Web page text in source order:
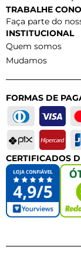
TRABALHE
Faça parte do
INSTITUCIONAL
Quem somos
Mudamos
FORMAS DE
CERTIFICADOS